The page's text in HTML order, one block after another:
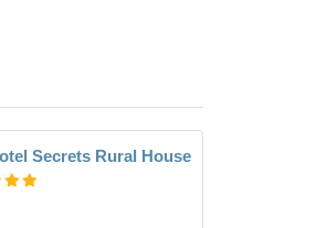
Secrets Rural House